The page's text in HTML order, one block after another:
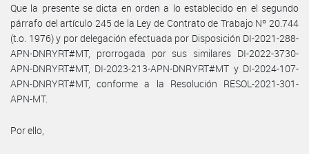
Que la presente se dicta en orden a lo establecido en el segundo
párrafo del artículo 245 de la Ley de Contrato de Trabajo Nº 20.744
(t.o. 1976) y por delegación efectuada por Disposición DI-2021-288-
APN-DNRYRT#MT, prorrogada por sus similares DI-2022-3730-
APN-DNRYRT#MT, DI-2023-213-APN-DNRYRT#MT y DI-2024-107-
APN-DNRYRT#MT, conforme a la Resolución RESOL-2021-301-
APN-MT.
Por ello,